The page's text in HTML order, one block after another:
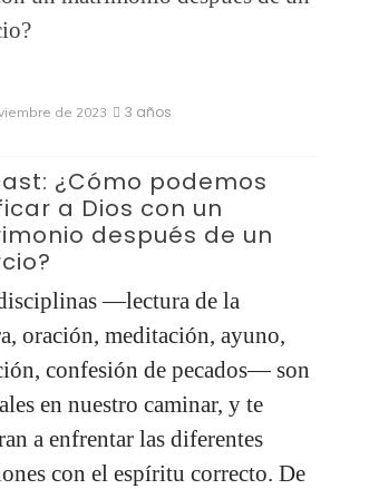
de 2023
3 años
¿Cómo podemos
a Dios con un
después de un
—lectura de la
meditación, ayuno,
confesión de pecados— son
en nuestro caminar, y te
enfrentar las diferentes
con el espíritu correcto. De
8 de
que
Leer